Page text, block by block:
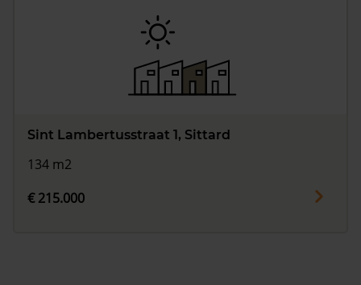
Sint Lambertusstraat 1, Sittard
134 m2
€ 215.000